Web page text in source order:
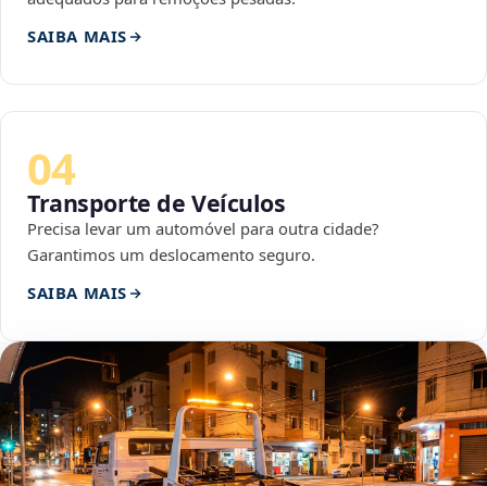
SAIBA MAIS
04
Transporte de Veículos
Precisa levar um automóvel para outra cidade?
Garantimos um deslocamento seguro.
SAIBA MAIS